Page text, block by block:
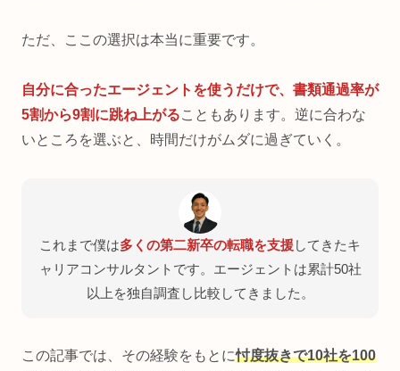
ただ、ここの選択は本当に重要です。
自分に合ったエージェントを使うだけで、書類通過率が
5割から9割に跳ね上がることもあります。逆に合わな
いところを選ぶと、時間だけがムダに過ぎていく。
これまで僕は多くの第二新卒の転職を支援してきたキ
ャリアコンサルタントです。エージェントは累計50社
以上を独自調査し比較してきました。
この記事では、その経験をもとに忖度抜きで10社を100